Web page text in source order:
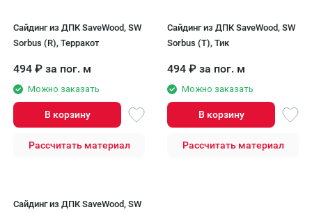
Сайдинг из ДПК SaveWood, SW
Sorbus (R), Терракот
494 ₽ за пог. м
Можно заказать
В корзину
Рассчитать материал
Сайдинг из ДПК SaveWood, SW
Sorbus (T), Тик
494 ₽ за пог. м
Можно заказать
В корзину
Рассчитать материал
Сайдинг из ДПК SaveWood, SW